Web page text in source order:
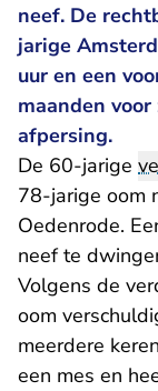
neef. De
jarige
uur en een
maanden
afpersing.
De 60-jarige
78-jarige oom
Oedenrode.
neef te
Volgens de
oom
meerdere
een mes en